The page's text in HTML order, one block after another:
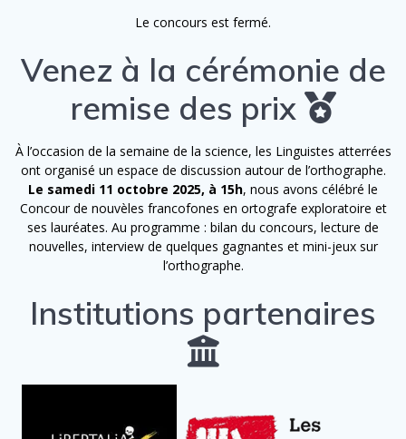
Le concours est fermé.
Venez à la cérémonie de
remise des prix
À l’occasion de la semaine de la science, les Linguistes atterrées
ont organisé un espace de discussion autour de l’orthographe.
Le samedi 11 octobre 2025, à 15h, nous avons célébré le
Concour de nouvèles francofones en ortografe exploratoire et
ses lauréates. Au programme : bilan du concours, lecture de
nouvelles, interview de quelques gagnantes et mini-jeux sur
l’orthographe.
Institutions partenaires